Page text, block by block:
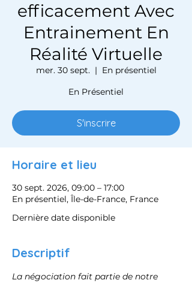
efficacement Avec
Entrainement En
Réalité Virtuelle
mer. 30 sept.
  |
En présentiel
En Présentiel
S'inscrire
Horaire et lieu
30 sept. 2026, 09:00 – 17:00
En présentiel, Île-de-France, France
Dernière date disponible
Descriptif
La négociation fait partie de notre